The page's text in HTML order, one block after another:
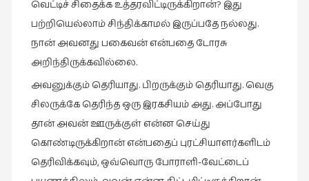
வெட்டிச் சிதைக்க உத்தரவிட்டிருக்கிறான்? இது
பற்றியெல்லாம் சிந்திக்காமல் இருப்பதே நல்லது.
நான் அவனது பகைவன் என்பதை டோரசு
அறிந்திருக்கவில்லை.
அவனுக்கும் தெரியாது. பிறருக்கும் தெரியாது. வெகு
சிலருக்கே தெரிந்த ஒரு இரகசியம் அது. அப்போது
தான் அவன் ஊருக்குள் என்ன செய்து
கொண்டிருக்கிறான் என்பதைப் புரட்சியாளர்களிடம்
தெரிவிக்கவும், ஒவ்வொரு போராளி-வேட்டைப்